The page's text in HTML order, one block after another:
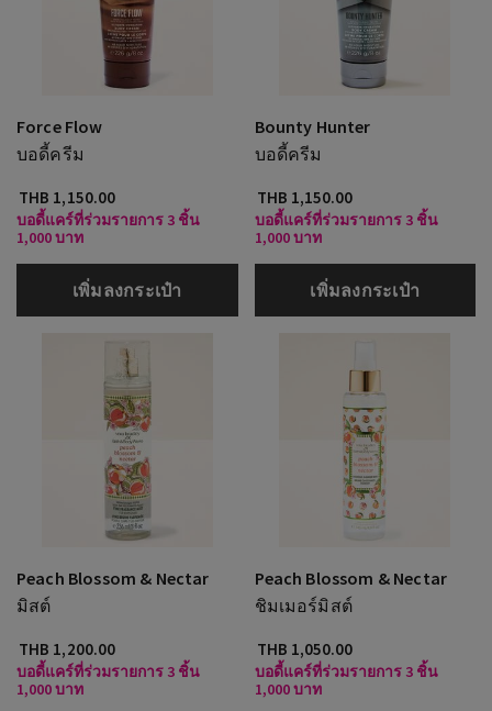
Force Flow
บอดี้ครีม
THB 1,150.00
บอดี้แคร์ที่ร่วมรายการ 3 ชิ้น
1,000 บาท
เพิ่มลงกระเป๋า
Bounty Hunter
บอดี้ครีม
THB 1,150.00
บอดี้แคร์ที่ร่วมรายการ 3 ชิ้น
1,000 บาท
เพิ่มลงกระเป๋า
Peach Blossom & Nectar
มิสต์
THB 1,200.00
บอดี้แคร์ที่ร่วมรายการ 3 ชิ้น
1,000 บาท
Peach Blossom & Nectar
ชิมเมอร์มิสต์
THB 1,050.00
บอดี้แคร์ที่ร่วมรายการ 3 ชิ้น
1,000 บาท